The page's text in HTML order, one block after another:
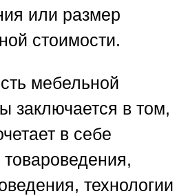
или размер
стоимости.
мебельной
заключается в том,
в себе
технологии